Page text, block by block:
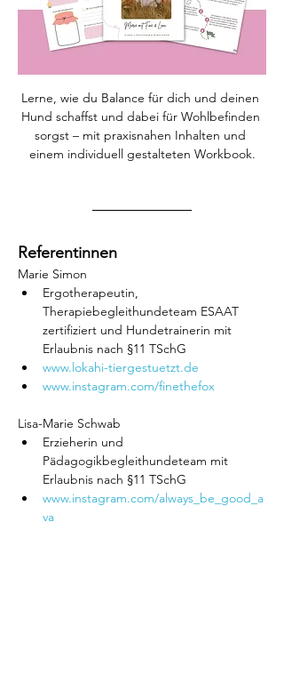
Lerne, wie du Balance für dich und deinen
Hund schaffst und dabei für Wohlbefinden
sorgst – mit praxisnahen Inhalten und
einem individuell gestalteten Workbook.
Referentinnen
Marie Simon
Ergotherapeutin,
Therapiebegleithundeteam ESAAT
zertifiziert und Hundetrainerin mit
Erlaubnis nach §11 TSchG
www.lokahi-tiergestuetzt.de
www.instagram.com/finethefox
Lisa-Marie Schwab
Erzieherin und
Pädagogikbegleithundeteam mit
Erlaubnis nach §11 TSchG
www.instagram.com/always_be_good_a
va